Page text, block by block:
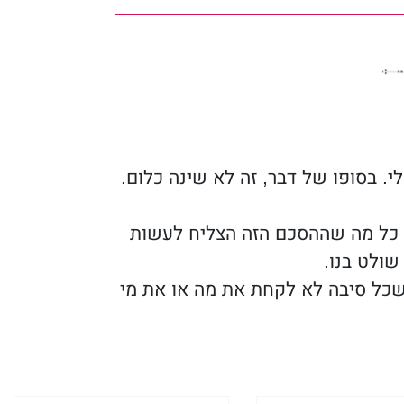
. זהו רומן מאפיה אפל העומד
ובעושר.
כן, האםהזכרתי שזה ספר לוהט?
בסופו של דבר, זה לא שינה כלום.
כל מה שההסכם הזה הצליח לעשות
בנו.
שכל סיבה לא לקחת את מה או את מי
הזה זעק לי להתרחק ממנה.